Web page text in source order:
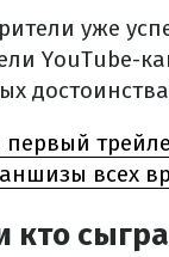
уже
YouTube-
всех
кто